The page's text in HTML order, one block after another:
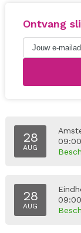
Ontvang
28
AUG
28
AUG